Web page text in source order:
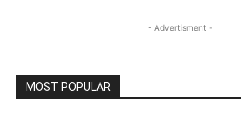
- Advertisment -
MOST POPULAR